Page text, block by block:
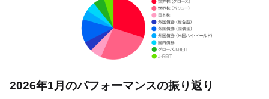
2026年1月のパフォーマンスの振り返り